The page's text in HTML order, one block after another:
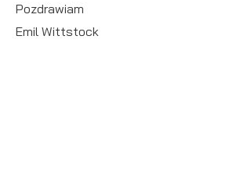
Pozdrawiam
Emil Wittstock